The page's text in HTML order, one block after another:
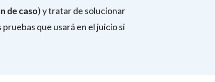
de caso) y tratar de solucionar
que usará en el juicio si